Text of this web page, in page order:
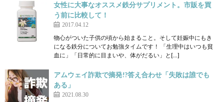
女性に大事なオススメ鉄分サプリメント。市販を買
う前に比較して！
2017.04.12
物心がついた子供の頃から始まること。そして妊娠中にもき
になる鉄分についてお勉強タイムです！ 「生理中はいつも貧
血に」「日常的に目まいや、体がだるい」と[…]
アムウェイ詐欺で摘発!?答え合わせ「失敗は誰でも
ある」
2021.08.30